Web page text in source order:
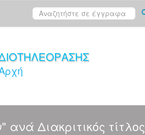
Διακριτικός τίτλος